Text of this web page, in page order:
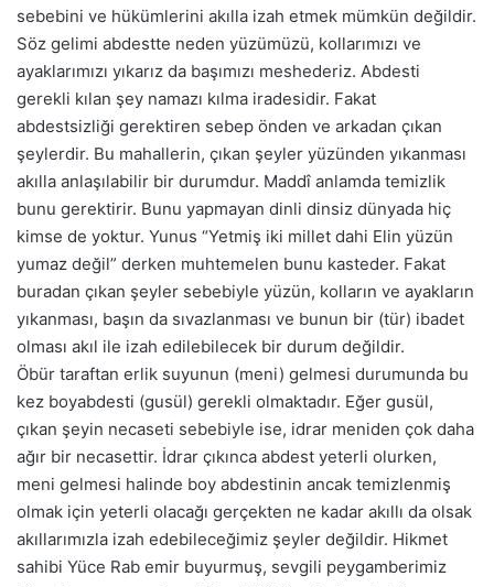
sebebini ve hükümlerini akılla izah etmek mümkün değildir.
Söz gelimi abdestte neden yüzümüzü, kollarımızı ve
ayaklarımızı yıkarız da başımızı meshederiz. Abdesti
gerekli kılan şey namazı kılma iradesidir. Fakat
abdestsizliği gerektiren sebep önden ve arkadan çıkan
şeylerdir. Bu mahallerin, çıkan şeyler yüzünden yıkanması
akılla anlaşılabilir bir durumdur. Maddî anlamda temizlik
bunu gerektirir. Bunu yapmayan dinli dinsiz dünyada hiç
kimse de yoktur. Yunus “Yetmiş iki millet dahi Elin yüzün
yumaz değil” derken muhtemelen bunu kasteder. Fakat
buradan çıkan şeyler sebebiyle yüzün, kolların ve ayakların
yıkanması, başın da sıvazlanması ve bunun bir (tür) ibadet
olması akıl ile izah edilebilecek bir durum değildir.
Öbür taraftan erlik suyunun (meni) gelmesi durumunda bu
kez boyabdesti (gusül) gerekli olmaktadır. Eğer gusül,
çıkan şeyin necaseti sebebiyle ise, idrar meniden çok daha
ağır bir necasettir. İdrar çıkınca abdest yeterli olurken,
meni gelmesi halinde boy abdestinin ancak temizlenmiş
olmak için yeterli olacağı gerçekten ne kadar akıllı da olsak
akıllarımızla izah edebileceğimiz şeyler değildir. Hikmet
sahibi Yüce Rab emir buyurmuş, sevgili peygamberimiz